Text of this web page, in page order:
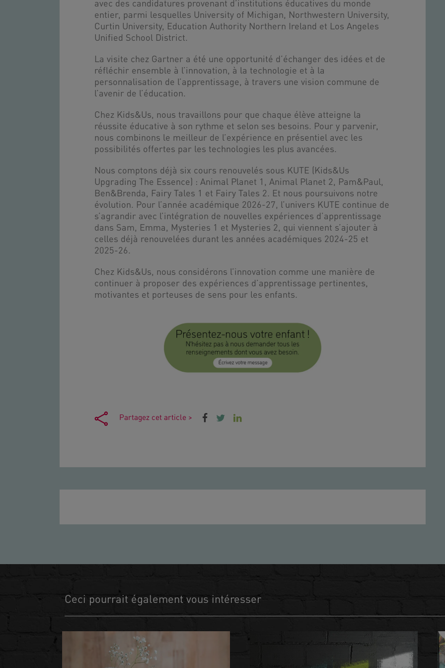
avec des candidatures provenant d’institutions éducatives du monde
entier, parmi lesquelles University of Michigan, Northwestern University,
Curtin University, Education Authority Northern Ireland et Los Angeles
Unified School District.
La visite chez Gartner a été une opportunité d’échanger des idées et de
réfléchir ensemble à l’innovation, à la technologie et à la
personnalisation de l’apprentissage, à travers une vision commune de
l’avenir de l’éducation.
Chez Kids&Us, nous travaillons pour que chaque élève atteigne la
réussite éducative à son rythme et selon ses besoins. Pour y parvenir,
nous combinons le meilleur de l’expérience en présentiel avec les
possibilités offertes par les technologies les plus avancées.
Nous comptons déjà six cours renouvelés sous KUTE (Kids&Us
Upgrading The Essence) : Animal Planet 1, Animal Planet 2, Pam&Paul,
Ben&Brenda, Fairy Tales 1 et Fairy Tales 2. Et nous poursuivons notre
évolution. Pour l’année académique 2026-27, l’univers KUTE continue de
s’agrandir avec l’intégration de nouvelles expériences d’apprentissage
dans Sam, Emma, Mysteries 1 et Mysteries 2, qui viennent s’ajouter à
celles déjà renouvelées durant les années académiques 2024-25 et
2025-26.
Chez Kids&Us, nous considérons l’innovation comme une manière de
continuer à proposer des expériences d’apprentissage pertinentes,
motivantes et porteuses de sens pour les enfants.
Partagez cet article >
Ceci pourrait également vous intéresser